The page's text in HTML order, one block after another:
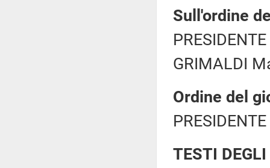
Sull'ordine
GRIMALDI
Ordine del
TESTI